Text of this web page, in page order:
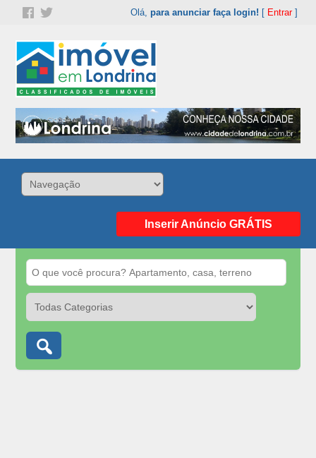
Olá, para anunciar faça login! [ Entrar]
Inserir Anúncio GRÁTIS